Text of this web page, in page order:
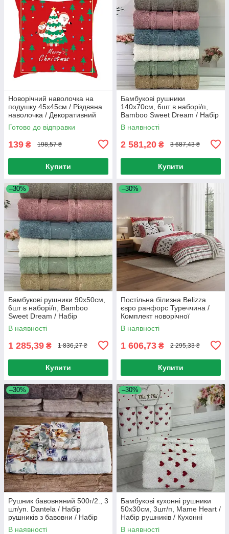
Новорічний наволочка на
подушку 45х45см / Різдвяна
наволочка / Декоративний
чохол для подушки
Готово до відправки
139 ₴ 198,57 ₴
Купити
Бамбукові рушники
140х70см, 6шт в наборі/п,
Bamboo Sweet Dream / Набір
рушників / Ніжні рушники
банні
В наявності
2 581,20 ₴ 3 687,43 ₴
Купити
–30%
Бамбукові рушники 90х50см,
6шт в наборі/п, Bamboo
Sweet Dream / Набір
рушників / Ніжні рушники для
обличчя
В наявності
1 285,39 ₴ 1 836,27 ₴
Купити
–30%
Постільна білизна Belizza
євро ранфорс Туреччина /
Комплект новорічної
постільної білизни
В наявності
1 606,73 ₴ 2 295,33 ₴
Купити
–30%
Рушник бавовняний 500г/2., 3
шт/уп. Dantela / Набір
рушників з бавовни / Набір
рушників
В наявності
–30%
Бамбукові кухонні рушники
50х30см, 3шт/п, Mame Heart /
Набір рушників / Кухонні
рушники
В наявності